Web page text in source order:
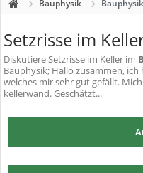
Bauphysik
Setzrisse im
DiskutiereSetzrisse im Keller im
Bauphysik; Hallo zusammen,
welches mir sehr gut gefällt.
kellerwand. Geschätzt...